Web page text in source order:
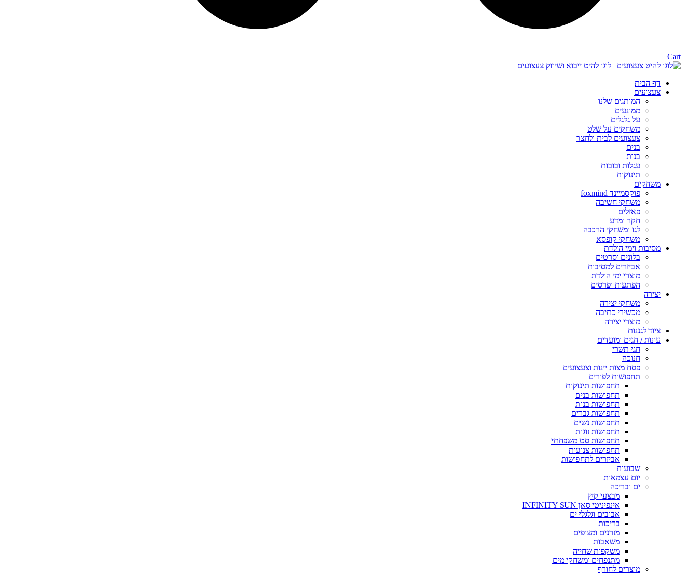
Cart
דף הבית
צעצועים
המותגים שלנו
ממונעים
על גלגלים
משחקים על שלט
צעצועים לבית ולחצר
בנים
בנות
עגלות ובובות
תינוקות
משחקים
פוקסמיינד foxmind
משחקי חשיבה
פאזלים
חקר ומדע
לגו ומשחקי הרכבה
משחקי קופסא
מסיבות וימי הולדת
בלונים וסרטים
אביזרים למסיבות
מוצרי ימי הולדת
הפתעות ופרסים
יצירה
משחקי יצירה
מכשירי כתיבה
מוצרי יצירה
ציוד לגננות
עונות / חגים ומועדים
חגי תשרי
חנוכה
פסח מצות יינות וצעצועים
תחפושות לפורים
תחפושות תינוקות
תחפושות בנים
תחפושות בנות
תחפושות גברים
תחפושות נשים
תחפושות זוגות
תחפושות סט משפחתי
תחפושות צנועות
אביזרים לתחפושות
שבועות
יום עצמאות
ים ובריכה
מבצעי קיץ
אינפיניטי סאן INFINITY SUN
אבובים וגלגלי ים
בריכות
מזרנים ומצופים
משאבות
משקפות שחייה
מתנפחים ומשחקי מים
מוצרים לחורף